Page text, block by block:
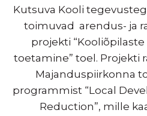
Kutsuva Kooli
toimuvad arendus- ja
projekti
toetamine” toel. Projekti
Majanduspiirkonna
programmist “Local
Reduction”, mille